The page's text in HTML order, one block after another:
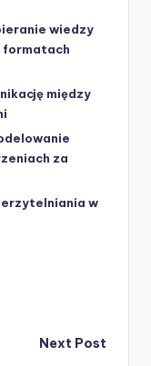
wiedzy
formatach
między
za
w
Next Post